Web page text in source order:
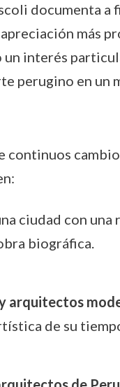
documenta
más
interés
perugino en un
continuos
ciudad con
biográfica.
arquitectos
de su